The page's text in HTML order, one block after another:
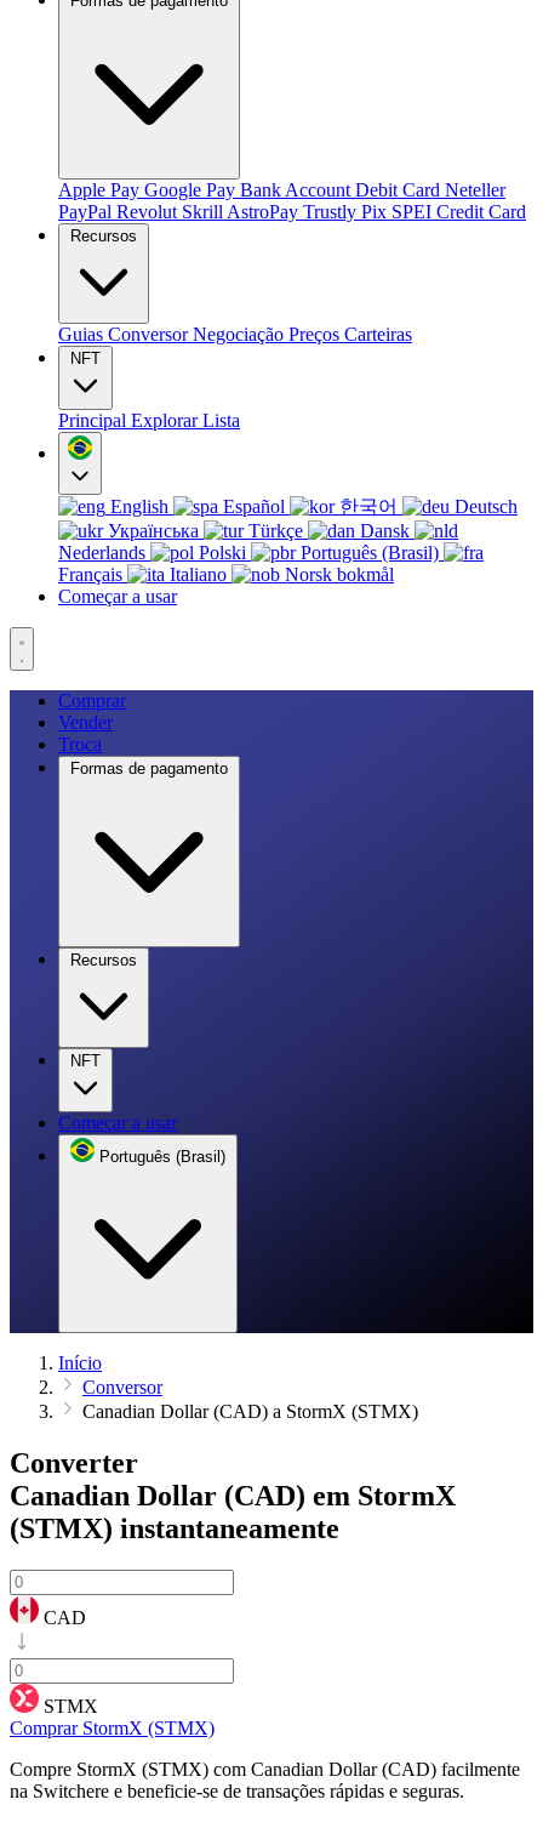
Apple Pay Google Pay Bank Account Debit Card Neteller
PayPal Revolut Skrill AstroPay Trustly Pix SPEI Credit Card
Recursos
Guias ConversorNegociação Preços Carteiras
NFT
Principal ExplorarLista
English Español 한국어
Deutsch
Українська
Türkçe
Dansk
Nederlands
Polski
Português (Brasil)
Français
Italiano
Norsk bokmål
Começar a usar
Comprar
Vender
Troca
Formas de pagamento
Recursos
NFT
Começar a usar
Português (Brasil)
Início
Conversor
Canadian Dollar (CAD) a StormX (STMX)
Converter
Canadian Dollar (CAD) em StormX
(STMX) instantaneamente
CAD
STMX
Comprar StormX (STMX)
Compre StormX (STMX) com Canadian Dollar (CAD) facilmente
na Switchere e beneficie-se de transações rápidas e seguras.